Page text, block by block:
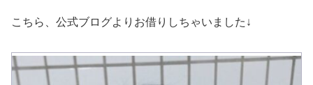
こちら、公式ブログよりお借りしちゃいました↓